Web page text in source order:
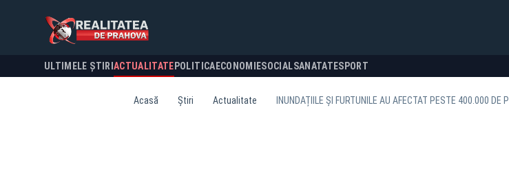
ULTIMELE ȘTIRI ACTUALITATE POLITICA ECONOMIESOCIALSANATATESPORT
Acasă Știri Actualitate INUNDAȚIILE ȘI FURTUNILE AU AFECTAT PESTE 400.000 DE